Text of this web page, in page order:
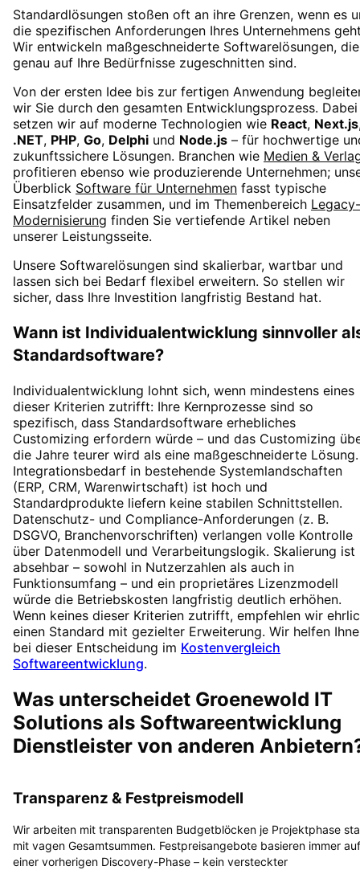
Standardlösungen stoßen oft an ihre Grenzen, wenn es
die spezifischen Anforderungen Ihres Unternehmens
Wir entwickeln maßgeschneiderte Softwarelösungen, die
genau auf Ihre Bedürfnisse zugeschnitten sind.
Von der ersten Idee bis zur fertigen Anwendung
wir Sie durch den gesamten Entwicklungsprozess. Dabei
setzen wir auf moderne Technologien wie React, Next.js
.NET, PHP, Go, Delphi und Node.js – für hochwertige
zukunftssichere Lösungen. Branchen wie Medien &
profitieren ebenso wie produzierende Unternehmen;
Überblick Software für Unternehmen fasst typische
Einsatzfelder zusammen, und im Themenbereich Legacy-
Modernisierung finden Sie vertiefende Artikel neben
unserer Leistungsseite.
Unsere Softwarelösungen sind skalierbar, wartbar und
lassen sich bei Bedarf flexibel erweitern. So stellen wir
sicher, dass Ihre Investition langfristig Bestand hat.
Wann ist Individualentwicklung sinnvoller
Standardsoftware?
Individualentwicklung lohnt sich, wenn mindestens eines
dieser Kriterien zutrifft: Ihre Kernprozesse sind so
spezifisch, dass Standardsoftware erhebliches
Customizing erfordern würde – und das Customizing
die Jahre teurer wird als eine maßgeschneiderte Lösung.
Integrationsbedarf in bestehende Systemlandschaften
(ERP, CRM, Warenwirtschaft) ist hoch und
Standardprodukte liefern keine stabilen Schnittstellen.
Datenschutz- und Compliance-Anforderungen (z. B.
DSGVO, Branchenvorschriften) verlangen volle Kontrolle
über Datenmodell und Verarbeitungslogik. Skalierung ist
absehbar – sowohl in Nutzerzahlen als auch in
Funktionsumfang – und ein proprietäres Lizenzmodell
würde die Betriebskosten langfristig deutlich erhöhen.
Wenn keines dieser Kriterien zutrifft, empfehlen wir
einen Standard mit gezielter Erweiterung. Wir helfen
bei dieser Entscheidung im Kostenvergleich
Softwareentwicklung.
Was unterscheidet Groenewold IT
Solutions als Softwareentwicklung
Dienstleister von anderen
Transparenz & Festpreismodell
Wir arbeiten mit transparenten Budgetblöcken je Projektphase
mit vagen Gesamtsummen. Festpreisangebote basieren immer auf
einer vorherigen Discovery-Phase – kein versteckter